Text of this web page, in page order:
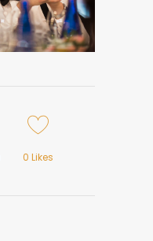
0 Likes